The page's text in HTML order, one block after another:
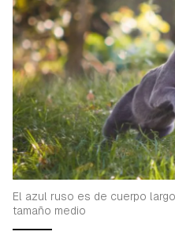
El azul ruso es de cuerpo
tamaño medio